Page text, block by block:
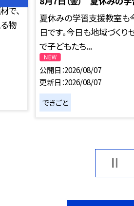
で、
物
夏休みの学習支援教室も
日です。今日も地域づくり
で子どもたち...
公開日 2026/08/07
更新日 2026/08/07
できごと